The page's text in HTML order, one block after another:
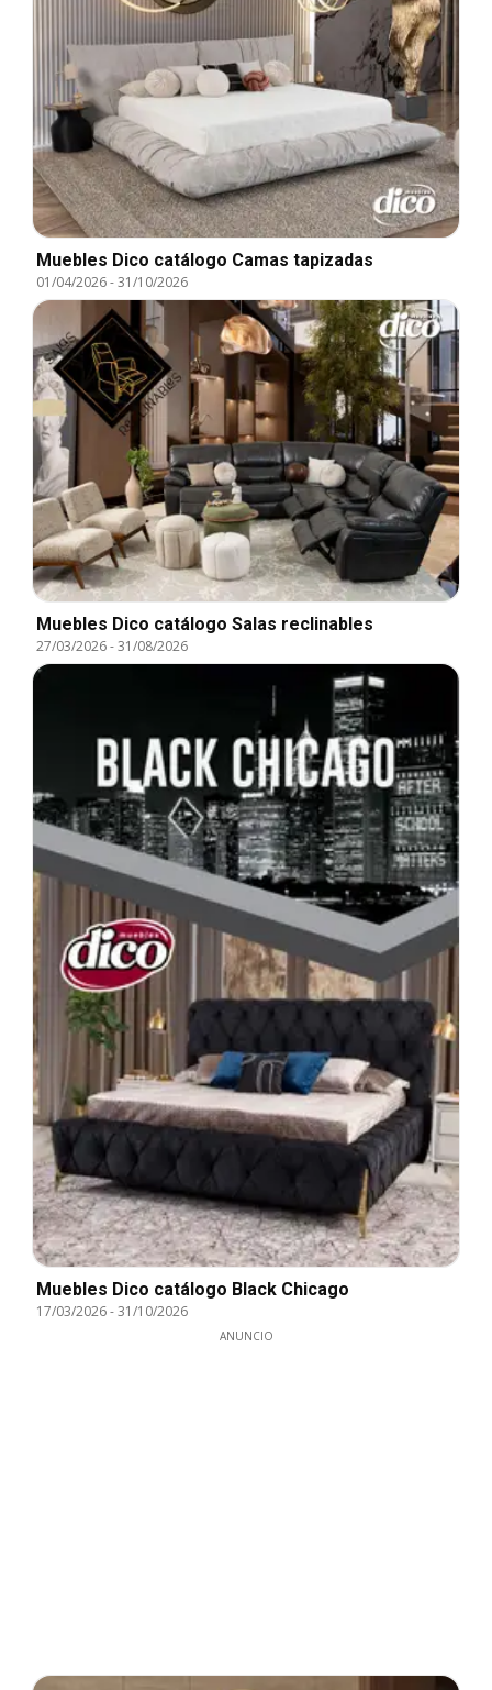
Muebles Dico catálogo Camas tapizadas
01/04/2026-31/10/2026
Muebles Dico catálogo Salas reclinables
27/03/2026-31/08/2026
Muebles Dico catálogo Black Chicago
17/03/2026-31/10/2026
ANUNCIO